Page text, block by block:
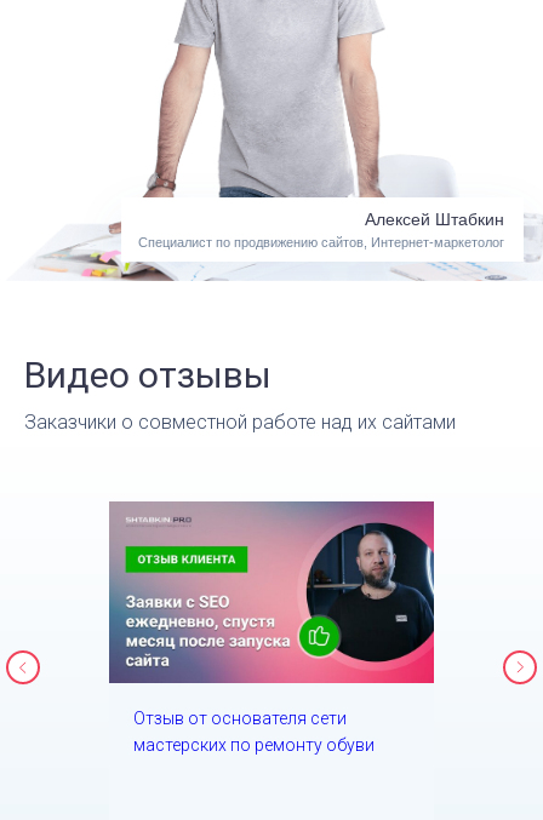
Алексей Штабкин
Специалист по продвижению сайтов, Интернет-маркетолог
Видео отзывы
Заказчики о совместной работе над их сайтами
Отзыв от основателя сети
мастерских по ремонту обуви